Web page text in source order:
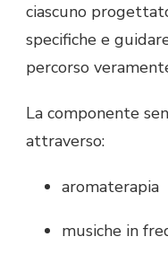
ciascuno
specifiche e
percorso
La componente
attraverso:
aromaterapia
musiche in